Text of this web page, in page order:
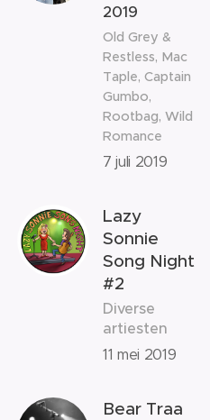
2019
Old Grey &
Restless, Mac
Taple, Captain
Gumbo,
Rootbag, Wild
Romance
7 juli 2019
Lazy
Sonnie
Song Night
#2
Diverse
artiesten
11 mei 2019
Bear Traa